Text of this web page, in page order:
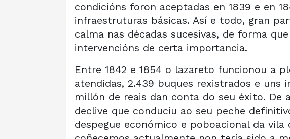
condicións foron aceptadas en 1839 e en
infraestruturas básicas. Así e todo, gran
calma nas décadas sucesivas, de forma
intervencións de certa importancia.
Entre 1842 e 1854 o lazareto funcionou a
atendidas, 2.439 buques rexistrados e uns
millón de reais dan conta do seu éxito.
declive que conduciu ao seu peche
despegue económico e poboacional da